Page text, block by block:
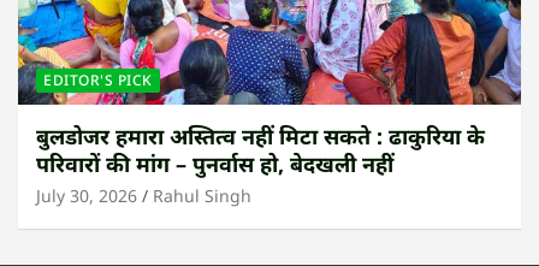
EDITOR'S PICK
बुलडोजर हमारा अस्तित्व नहीं मिटा सकते : ढाकुरिया के
परिवारों की मांग – पुनर्वास हो, बेदखली नहीं
July 30, 2026 Rahul Singh